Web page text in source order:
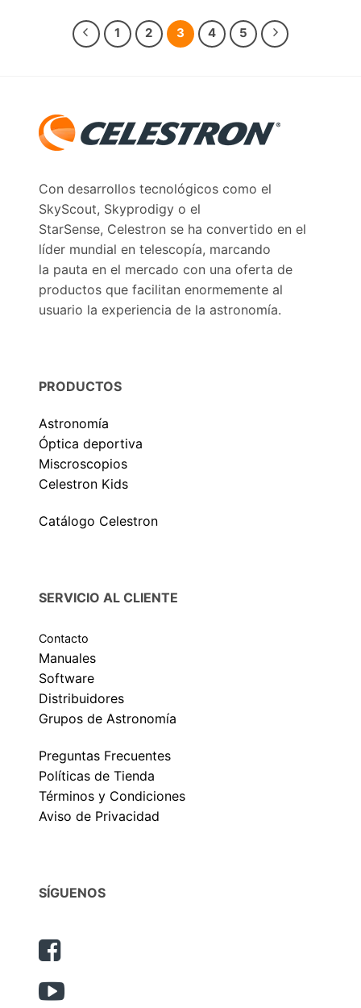
1 2 3 4 5
Con desarrollos tecnológicos como el
SkyScout, Skyprodigy o el
StarSense, Celestron se ha convertido en el
líder mundial en telescopía, marcando
la pauta en el mercado con una oferta de
productos que facilitan enormemente al
usuario la experiencia de la astronomía.
PRODUCTOS
Astronomía
Óptica deportiva
Miscroscopios
Celestron Kids
Catálogo Celestron
SERVICIO AL CLIENTE
Contacto
Manuales
Software
Distribuidores
Grupos de Astronomía
Preguntas Frecuentes
Políticas de Tienda
Términos y Condiciones
Aviso de Privacidad
SÍGUENOS